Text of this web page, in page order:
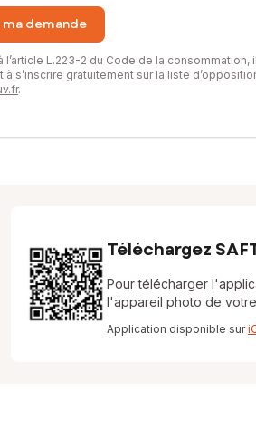
ma demande
l’article L.223-2 du Code de la
à s’inscrire gratuitement sur la liste
.
Téléchargez
Pour télécharger
l'appareil photo de
Application disponible sur